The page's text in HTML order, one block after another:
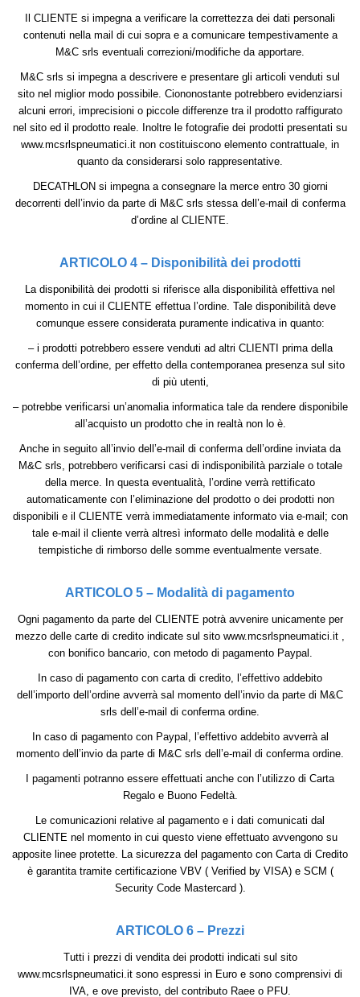
Il CLIENTE si impegna a verificare la correttezza dei dati personali
contenuti nella mail di cui sopra e a comunicare tempestivamente a
M&C srls eventuali correzioni/modifiche da apportare.
M&C srls si impegna a descrivere e presentare gli articoli venduti sul
sito nel miglior modo possibile. Ciononostante potrebbero evidenziarsi
alcuni errori, imprecisioni o piccole differenze tra il prodotto raffigurato
nel sito ed il prodotto reale. Inoltre le fotografie dei prodotti presentati su
www.mcsrlspneumatici.it non costituiscono elemento contrattuale, in
quanto da considerarsi solo rappresentative.
DECATHLON si impegna a consegnare la merce entro 30 giorni
decorrenti dell’invio da parte di M&C srls stessa dell’e-mail di conferma
d’ordine al CLIENTE.
ARTICOLO 4 – Disponibilità dei prodotti
La disponibilità dei prodotti si riferisce alla disponibilità effettiva nel
momento in cui il CLIENTE effettua l’ordine. Tale disponibilità deve
comunque essere considerata puramente indicativa in quanto:
– i prodotti potrebbero essere venduti ad altri CLIENTI prima della
conferma dell’ordine, per effetto della contemporanea presenza sul sito
di più utenti,
– potrebbe verificarsi un’anomalia informatica tale da rendere disponibile
all’acquisto un prodotto che in realtà non lo è.
Anche in seguito all’invio dell’e-mail di conferma dell’ordine inviata da
M&C srls, potrebbero verificarsi casi di indisponibilità parziale o totale
della merce. In questa eventualità, l’ordine verrà rettificato
automaticamente con l’eliminazione del prodotto o dei prodotti non
disponibili e il CLIENTE verrà immediatamente informato via e-mail; con
tale e-mail il cliente verrà altresì informato delle modalità e delle
tempistiche di rimborso delle somme eventualmente versate.
ARTICOLO 5 – Modalità di pagamento
Ogni pagamento da parte del CLIENTE potrà avvenire unicamente per
mezzo delle carte di credito indicate sul sito www.mcsrlspneumatici.it ,
con bonifico bancario, con metodo di pagamento Paypal.
In caso di pagamento con carta di credito, l’effettivo addebito
dell’importo dell’ordine avverrà sal momento dell’invio da parte di M&C
srls dell’e-mail di conferma ordine.
In caso di pagamento con Paypal, l’effettivo addebito avverrà al
momento dell’invio da parte di M&C srls dell’e-mail di conferma ordine.
I pagamenti potranno essere effettuati anche con l’utilizzo di Carta
Regalo e Buono Fedeltà.
Le comunicazioni relative al pagamento e i dati comunicati dal
CLIENTE nel momento in cui questo viene effettuato avvengono su
apposite linee protette. La sicurezza del pagamento con Carta di Credito
è garantita tramite certificazione VBV ( Verified by VISA) e SCM (
Security Code Mastercard ).
ARTICOLO 6 – Prezzi
Tutti i prezzi di vendita dei prodotti indicati sul sito
www.mcsrlspneumatici.it sono espressi in Euro e sono comprensivi di
IVA, e ove previsto, del contributo Raee o PFU.